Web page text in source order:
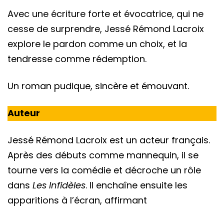
Avec une écriture forte et évocatrice, qui ne
cesse de surprendre, Jessé Rémond Lacroix
explore le pardon comme un choix, et la
tendresse comme rédemption.
Un roman pudique, sincère et émouvant.
Auteur
Jessé Rémond Lacroix est un acteur français.
Après des débuts comme mannequin, il se
tourne vers la comédie et décroche un rôle
dans Les Infidèles. Il enchaîne ensuite les
apparitions à l’écran, affirmant